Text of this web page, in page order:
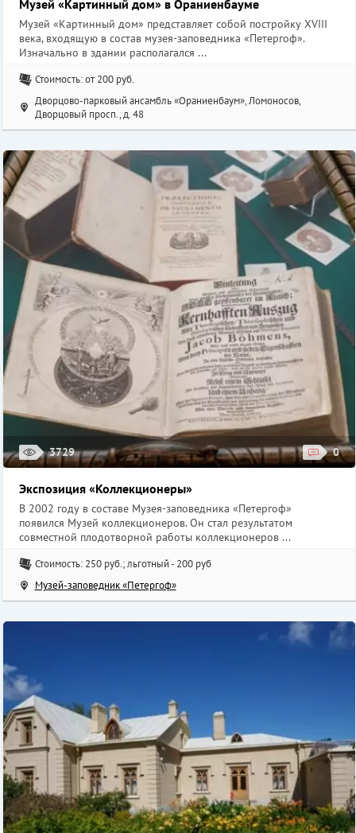
Музей «Картинный дом» в Ораниенбауме
Музей «Картинный дом» представляет собой постройку XVIII
века, входящую в состав музея-заповедника «Петергоф».
Изначально в здании располагался ...
Стоимость: от 200 руб.
Дворцово-парковый ансамбль «Ораниенбаум», Ломоносов,
Дворцовый просп., д. 48
3729 0
Экспозиция «Коллекционеры»
В 2002 году в составе Музея-заповедника «Петергоф»
появился Музей коллекционеров. Он стал результатом
совместной плодотворной работы коллекционеров ...
Стоимость: 250 руб.; льготный - 200 руб
Музей-заповедник «Петергоф»